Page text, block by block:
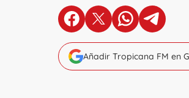
en Facebook
en X en Whatsapp
en
Añadir Tropicana FM en